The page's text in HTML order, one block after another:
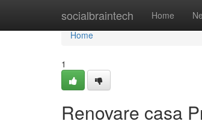
socialbraintech Home
Home
Home
1
Renovare casa